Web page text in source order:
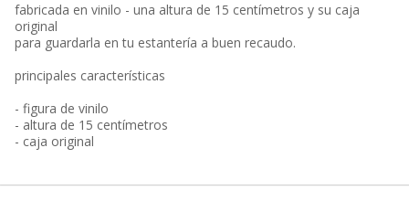
fabricada en vinilo - una altura de 15 centímetros y su caja
original
para guardarla en tu estantería a buen recaudo.
principales características
- figura de vinilo
- altura de 15 centímetros
- caja original